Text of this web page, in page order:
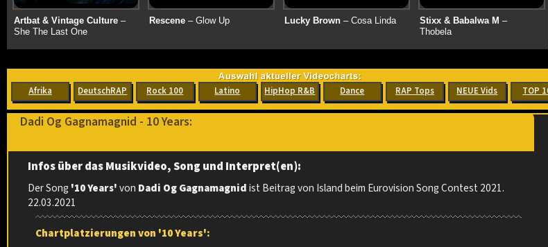
Artbat & Vintage Culture–
She The Last One
Rescene– Glow Up Lucky Brown– Cosa Linda Stixx & Babalwa M –
Thobela
Afrika DeutschRAP Rock 100 Latino HipHop R&B Dance RAP Tops NEUE Vids TOP
Dadi Og Gagnamagnid - 10 Years:
Infos über das Musikvideo, Song und Interpret(en):
Der Song '10 Years'von Dadi Og Gagnamagnidist Beitrag von Island beim Eurovision Song Contest 2021.
22.03.2021
Chartplatzierungen von '10 Years':